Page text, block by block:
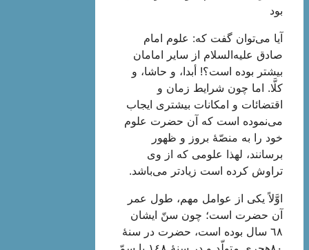
بود
آیا می‌توان‌ گفت‌ که‌: علوم‌ امام‌
صادق‌ علیه‌السلام از سایر امامان‌
بیشتر بوده‌ است‌؟! أبدا، و حاشا، و
کلَّا. اما چون‌ شرایط‌ زمان‌ و
اقتضائات‌ و امکانات‌ بیشتری‌ ایجاب‌
می‌نموده‌ است‌ که‌ آن‌ حضرت‌ علوم‌
خود را به‌ منصّۀ بروز و ظهور
برسانند، لهذا علومی‌ که‌ از وی‌
تراوش‌ کرده‌ است‌ زیادتر می‌باشد.
اوَّلاً یکی‌ از عوامل‌ مهم‌، طول‌ عمر
آن‌ حضرت‌ است؛‌ چون‌ سنّ ایشان‌
٦٨ سال‌ بوده‌ است‌، حضرت‌ در سنۀ